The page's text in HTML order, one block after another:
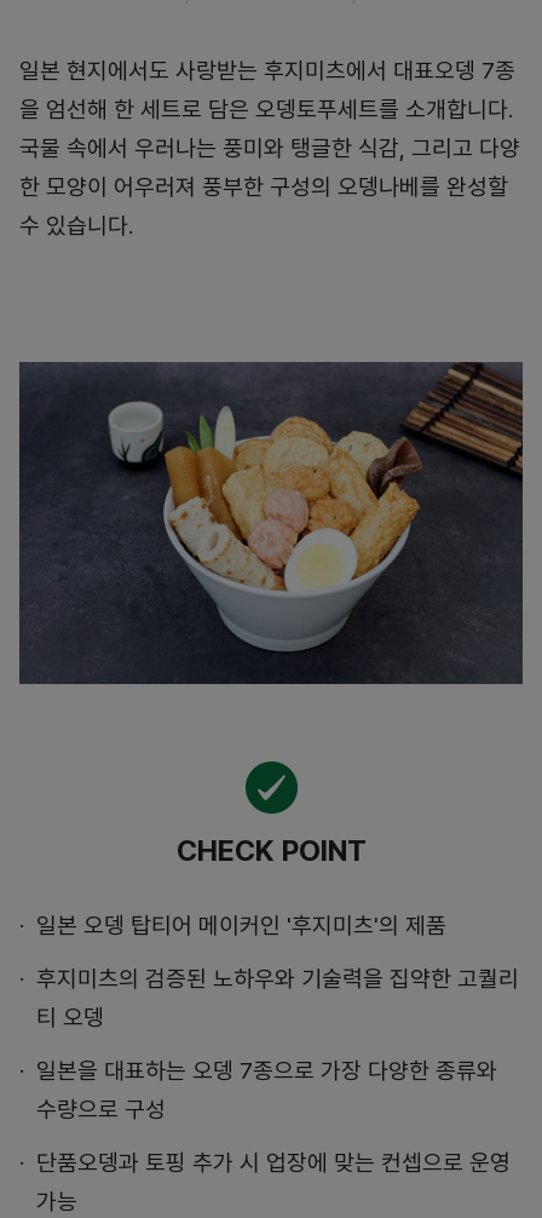
일본 현지에서도 사랑받는 후지미츠에서 대표오뎅 7종
을 엄선해 한 세트로 담은 오뎅토푸세트를 소개합니다.
국물 속에서 우러나는 풍미와 탱글한 식감, 그리고 다양
한 모양이 어우러져 풍부한 구성의 오뎅나베를 완성할
수 있습니다.
CHECK POINT
일본 오뎅 탑티어 메이커인 '후지미츠'의 제품
후지미츠의 검증된 노하우와 기술력을 집약한 고퀄리
티 오뎅
일본을 대표하는 오뎅 7종으로 가장 다양한 종류와
수량으로 구성
단품오뎅과 토핑 추가 시 업장에 맞는 컨셉으로 운영
가능